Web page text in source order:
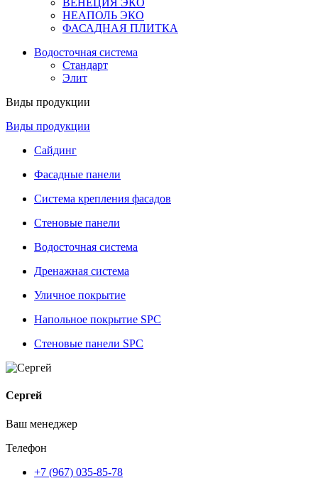
ВЕНЕЦИЯ ЭКО
НЕАПОЛЬ ЭКО
ФАСАДНАЯ ПЛИТКА
Водосточная система
Стандарт
Элит
Виды продукции
Виды продукции
Сайдинг
Фасадные панели
Система крепления фасадов
Стеновые панели
Водосточная система
Дренажная система
Уличное покрытие
Напольное покрытие SPC
Стеновые панели SPC
Сергей
Ваш менеджер
Телефон
+7 (967) 035-85-78